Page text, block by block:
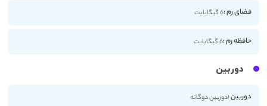
فضای رم :6 گیگابایت
حافظه رم :6 گیگابایت
دوربین
دوربین :دوربین دوگانه